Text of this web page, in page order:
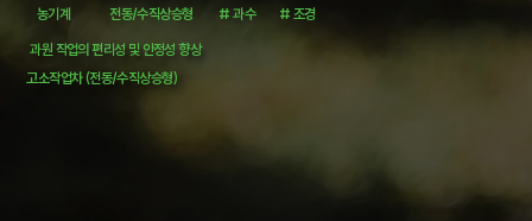
농기계 전동/수직상승형 # 과수 # 조경
과원 작업의 편리성 및 안정성 향상
고소작업차 (전동/수직상승형)